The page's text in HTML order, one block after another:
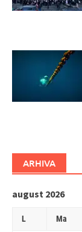
ARHIVA
august 2026
L Ma